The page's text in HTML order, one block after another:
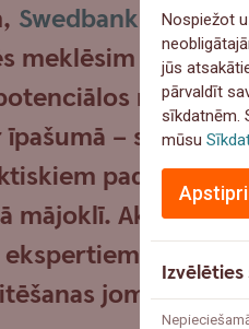
Swedbank Mājokļu
meklēsim atbildes
mājokļu
– sākot no
padomiem,
mājoklī. Aktuālos
jomas
Nospiežot
jūs
pārvaldīt
sīkdatnēm.
mūsu